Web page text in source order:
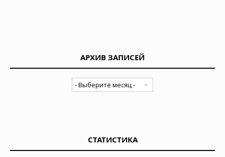
АРХИВ ЗАПИСЕЙ
СТАТИСТИКА